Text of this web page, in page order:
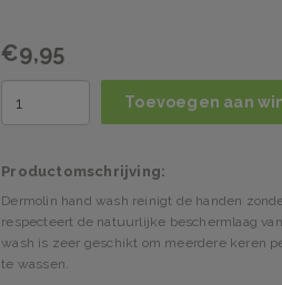
€9,95
Toevoegen aan
Productomschrijving:
Dermolin hand wash reinigt de handen
respecteert de natuurlijke beschermlaag
wash is zeer geschikt om meerdere keren
te wassen.